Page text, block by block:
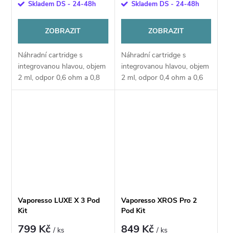
cena:Skladem DS - 24-48h
ZOBRAZIT
Náhradní cartridge s
integrovanou hlavou, objem
2 ml, odpor 0,6 ohm a 0,8
ohm, mesh pletivo, spodní
cena:Skladem DS - 24-48h
ZOBRAZIT
Náhradní cartridge s
integrovanou hlavou, objem
2 ml, odpor 0,4 ohm a 0,6
ohm, dual mesh pletivo,
Vaporesso LUXE X 3 Pod
Kit
799 Kč/ ks
Vaporesso XROS Pro 2
Pod Kit
849 Kč/ ks